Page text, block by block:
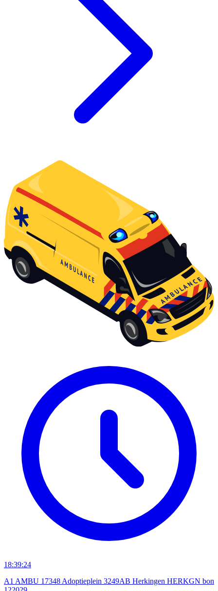
18:39:24
A1 AMBU 17348 Adoptieplein 3249AB Herkingen HERKGN bon